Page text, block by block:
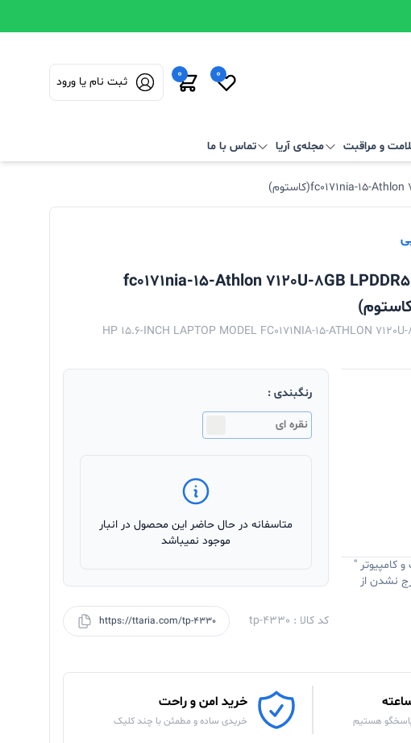
0
0
ثبت نام یا ورود
و مراقبت مجله‌ی آریا تماس با ما
لپ تاپ 15.6 اینچی اچ‌ پی مدل fc0171nia-15-Athlon 7120U-8GB LPDDR5
HP 15.6-INCH LAPTOP MODEL FC0171NIA-15-ATHLON
کامپیوتر "
نشدن از
رنگبندی :
نقره ای
متاسفانه در حال حاضر این محصول در انبار
موجود نمیباشد
کد کالا : tp-4330 https://ttaria.com/tp-4330
هستیم
خرید امن و راحت
خریدی ساده و مطمئن با چند کلیک